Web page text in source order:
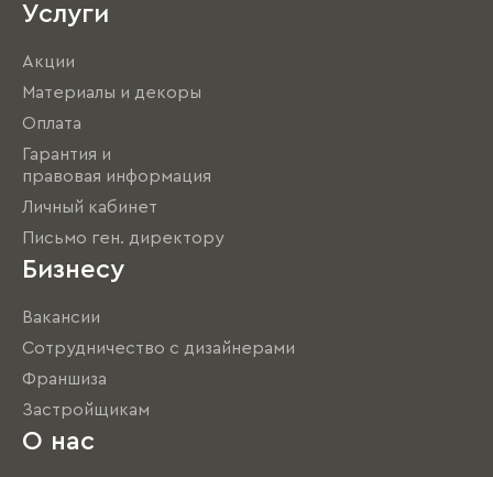
Услуги
Акции
Материалы и декоры
Оплата
Гарантия и
правовая информация
Личный кабинет
Письмо ген. директору
Бизнесу
Вакансии
Сотрудничество с дизайнерами
Франшиза
Застройщикам
О нас